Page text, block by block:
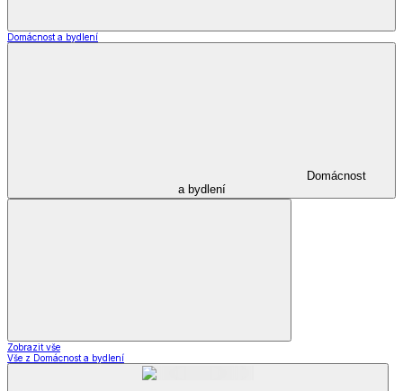
Domácnost a bydlení
Domácnost
a bydlení
Zobrazit vše
Vše z Domácnost a bydlení